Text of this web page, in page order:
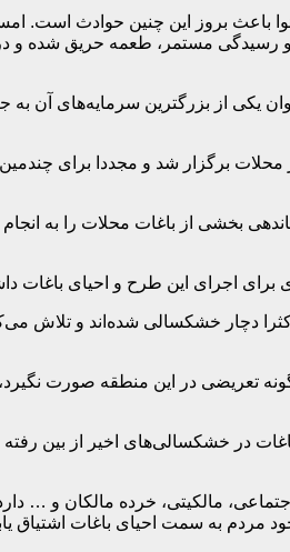
بروز این چنین حوادث است.
رسیدگی مستمر، طعمه حریق شده و
عنوان یکی از بزرگترین سرمایه‌های آن
برگزار شد و مجددا برای چندمین
بخشی از باغات محلات را به
اجرای این طرح و احیای باغات
دچار خشکسالی شده‌اند و تلاش
تعریضی در این منطقه صورت نگیرد،
هکتار مدنظر است، گفت: قسمت عمده‌ای از باغات در
مالکیتی، خرده مالکان و …
مردم به سمت احیای باغات